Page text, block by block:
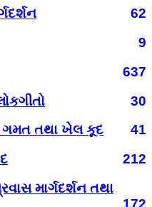
62
9
637
30
ગમત તથા ખેલ કૂદ
41
212
માર્ગદર્શન તથા
172